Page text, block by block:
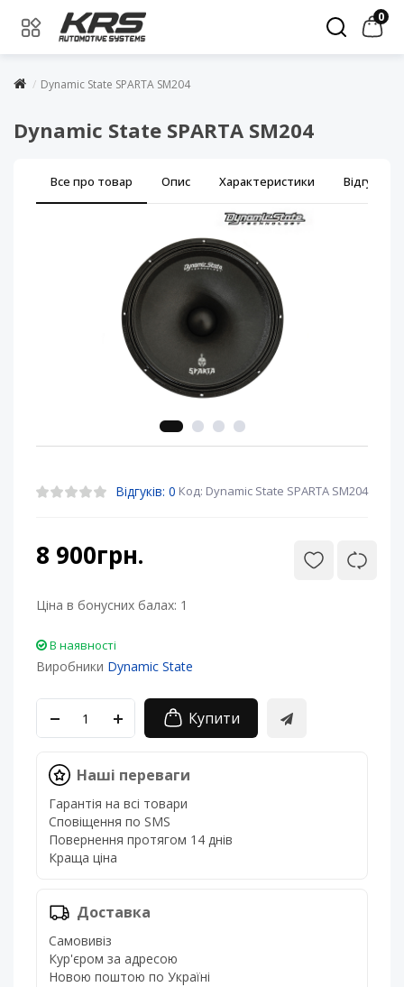
0
Dynamic State SPARTA SM204
Dynamic State SPARTA SM204
Все про товар Опис Характеристики Відгуки (0)
Відгуків: 0 Код: Dynamic State SPARTA SM204
8 900грн.
Ціна в бонусних балах: 1
В наявності
Виробники Dynamic State
Купити
Наші переваги
Гарантія на всі товари
Сповіщення по SMS
Повернення протягом 14 днів
Краща ціна
Доставка
Самовивіз
Кур'єром за адресою
Новою поштою по Україні